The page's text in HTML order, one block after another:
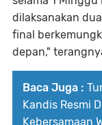
dilaksanakan
final
depan,"
Baca Juga :
Kandis Resmi
Kebersamaan